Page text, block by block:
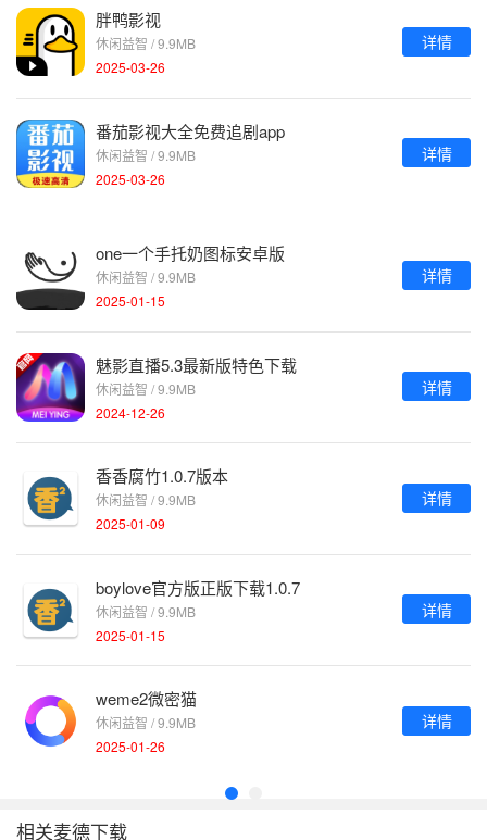
胖鸭影视
休闲益智 / 9.9MB
2025-03-26
详情
番茄影视大全免费追剧app
休闲益智 / 9.9MB
2025-03-26
详情
one一个手托奶图标安卓版
休闲益智 / 9.9MB
2025-01-15
详情
魅影直播5.3最新版特色下载
休闲益智 / 9.9MB
2024-12-26
详情
香香腐竹1.0.7版本
休闲益智 / 9.9MB
2025-01-09
详情
boylove官方版正版下载1.0.7
休闲益智 / 9.9MB
2025-01-15
详情
weme2微密猫
休闲益智 / 9.9MB
2025-01-26
详情
相关麦德下载